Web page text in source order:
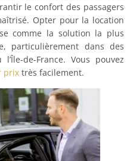
le confort des passagers
Opter pour la location
comme la solution la plus
particulièrement dans des
de-France. Vous pouvez
prix très facilement.